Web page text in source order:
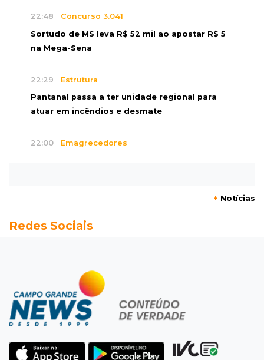
22:48 Concurso 3.041
Sortudo de MS leva R$ 52 mil ao apostar R$ 5
na Mega-Sena
22:29 Estrutura
Pantanal passa a ter unidade regional para
atuar em incêndios e desmate
22:00 Emagrecedores
Granizo danifica telhados e plantações
Agregado
Inter perde para o Corinthians mas avança às
quartas da Copa do Brasil
Vitória goleia Athletico-PR por 4 a 0 e avança
+ Notícias
Redes Sociais